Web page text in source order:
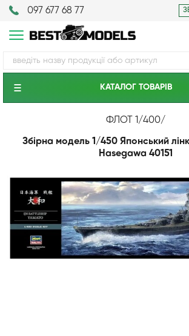
097 677 68 77
КАТАЛОГ ТОВАРIВ
ФЛОТ 1/400/
Збірна модель 1/450 Японський
Hasegawa 40151